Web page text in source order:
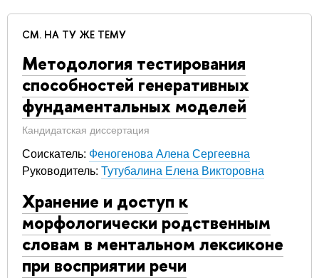
СМ. НА ТУ ЖЕ ТЕМУ
Методология тестирования
способностей генеративных
фундаментальных моделей
Кандидатская диссертация
Соискатель: Феногенова Алена Сергеевна
Руководитель: Тутубалина Елена Викторовна
Хранение и доступ к
морфологически родственным
словам в ментальном лексиконе
при восприятии речи